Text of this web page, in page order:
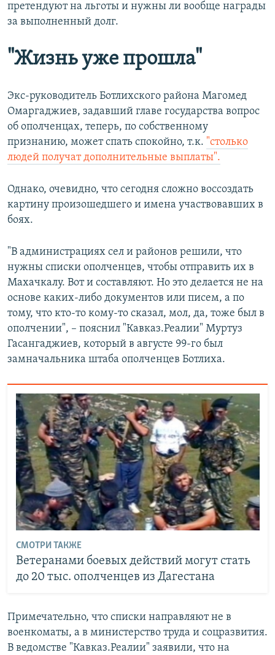
претендуют на льготы и нужны ли вообще награды
за выполненный долг.
"Жизнь уже прошла"
Экс-руководитель Ботлихского района Магомед
Омаргаджиев, задавший главе государства вопрос
об ополченцах, теперь, по собственному
признанию, может спать спокойно, т.к. "столько
людей получат дополнительные выплаты".
Однако, очевидно, что сегодня сложно воссоздать
картину произошедшего и имена участвовавших в
боях.
"В администрациях сел и районов решили, что
нужны списки ополченцев, чтобы отправить их в
Махачкалу. Вот и составляют. Но это делается не на
основе каких-либо документов или писем, а по
тому, что кто-то кому-то сказал, мол, да, тоже был в
ополчении", – пояснил "Кавказ.Реалии" Муртуз
Гасангаджиев, который в августе 99-го был
замначальника штаба ополченцев Ботлиха.
СМОТРИ ТАКЖЕ
Ветеранами боевых действий могут стать
до 20 тыс. ополченцев из Дагестана
Примечательно, что списки направляют не в
военкоматы, а в министерство труда и соцразвития.
В ведомстве "Кавказ.Реалии" заявили, что на